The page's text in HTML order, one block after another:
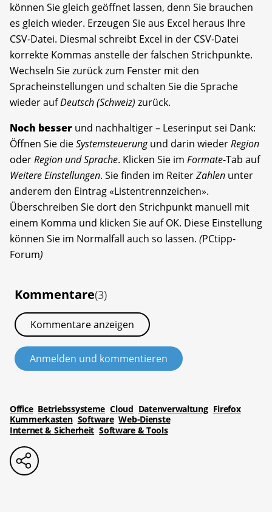
können Sie gleich geöffnet lassen, denn Sie brauchen
es gleich wieder. Erzeugen Sie aus Excel heraus Ihre
CSV-Datei. Diesmal schreibt Excel in der CSV-Datei
korrekte Kommas anstelle der falschen Strichpunkte.
Wechseln Sie zurück zum Fenster mit den
Spracheinstellungen und schalten Sie die Sprache
wieder aufDeutsch (Schweiz) zurück.
Noch besser und nachhaltiger – Leserinput sei Dank:
Öffnen Sie dieSystemsteuerungund darin wiederRegion
oderRegion und Sprache. Klicken Sie im Formate-Tab auf
Weitere Einstellungen. Sie finden im ReiterZahlen unter
anderem den Eintrag «Listentrennzeichen».
Überschreiben Sie dort den Strichpunkt manuell mit
einem Komma und klicken Sie auf OK. Diese Einstellung
können Sie im Normalfall auch so lassen. (PCtipp-
Forum)
Kommentare(3)
Kommentare anzeigen
Anmelden und kommentieren
Office Betriebssysteme Cloud Datenverwaltung Firefox
Kummerkasten Software Web-Dienste
Internet & Sicherheit Software & Tools